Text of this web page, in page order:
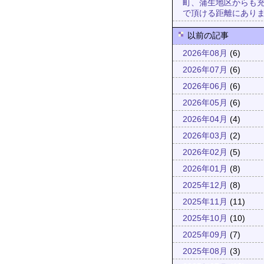
町、蒲生地区からも
で頂ける距離にあり
以前の記事
2026年08月 (6)
2026年07月 (6)
2026年06月 (6)
2026年05月 (6)
2026年04月 (4)
2026年03月 (2)
2026年02月 (5)
2026年01月 (8)
2025年12月 (8)
2025年11月 (11)
2025年10月 (10)
2025年09月 (7)
2025年08月 (3)